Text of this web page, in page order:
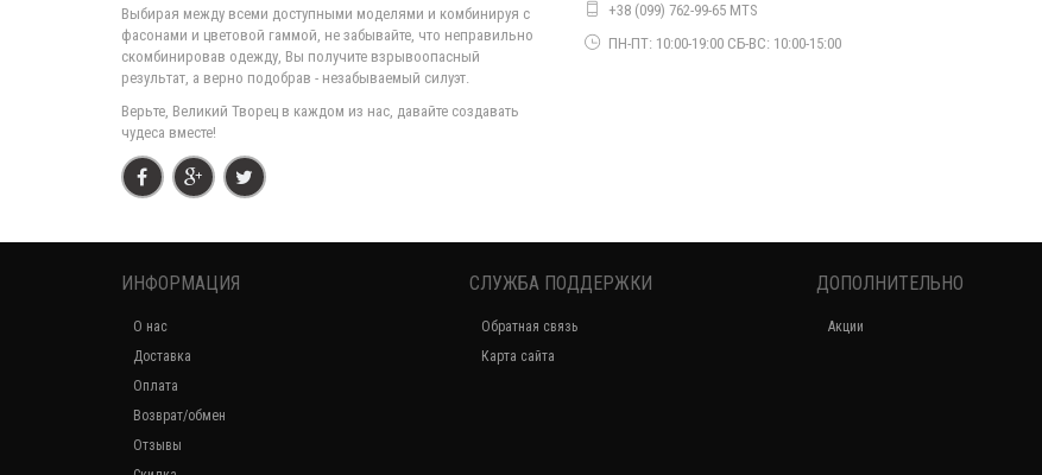
Молодежная зимняя куртка удлиненного кроя
Выбирая между всеми доступными моделями и комбинируя с
фасонами и цветовой гаммой, не забывайте, что неправильно
скомбинировав одежду, Вы получите взрывоопасный
результат, а верно подобрав - незабываемый силуэт.
Верьте, Великий Творец в каждом из нас, давайте создавать
чудеса вместе!
+38 (099) 762-99-65 MTS
ПН-ПТ: 10:00-19:00 СБ-ВС: 10:00-15:00
ИНФОРМАЦИЯ
О нас
Доставка
Оплата
Возврат/обмен
Отзывы
СЛУЖБА ПОДДЕРЖКИ
Обратная связь
Карта сайта
ДОПОЛНИТЕЛЬНО
Акции